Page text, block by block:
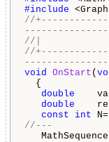
#include
//
//
void
OnStart (
{
double
double
const
int N=
//---